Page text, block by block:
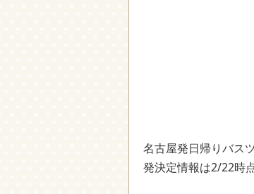
名古屋発日帰りバス
発決定情報は2/22時